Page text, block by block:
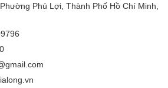
Phú Lợi, Thành Phố Hồ Chí Minh,